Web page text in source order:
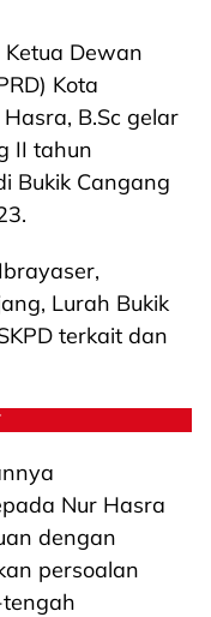
Ketua Dewan
Kota
B.Sc gelar
II tahun
Bukik Cangang
Lurah Bukik
terkait dan
Nur Hasra
dengan
persoalan